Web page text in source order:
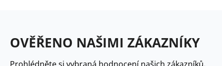
OVĚŘENO NAŠIMI ZÁKAZNÍKY